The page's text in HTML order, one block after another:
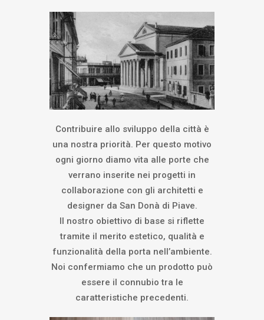
Contribuire allo sviluppo della città è
una nostra priorità. Per questo motivo
ogni giorno diamo vita alle porte che
verrano inserite nei progetti in
collaborazione con gli architetti e
designer da San Donà di Piave.
Il nostro obiettivo di base si riflette
tramite il merito estetico, qualità e
funzionalità della porta nell’ambiente.
Noi confermiamo che un prodotto può
essere il connubio tra le
caratteristiche precedenti.